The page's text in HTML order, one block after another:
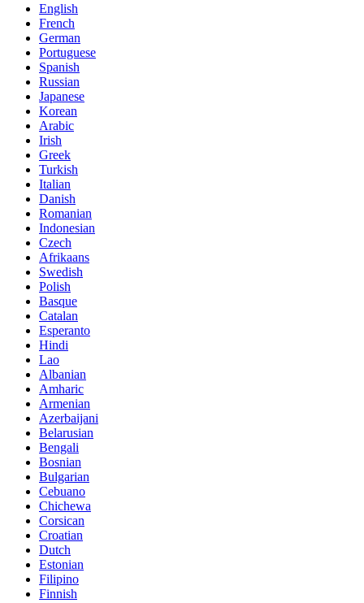
English
French
German
Portuguese
Spanish
Russian
Japanese
Korean
Arabic
Irish
Greek
Turkish
Italian
Danish
Romanian
Indonesian
Czech
Afrikaans
Swedish
Polish
Basque
Catalan
Esperanto
Hindi
Lao
Albanian
Amharic
Armenian
Azerbaijani
Belarusian
Bengali
Bosnian
Bulgarian
Cebuano
Chichewa
Corsican
Croatian
Dutch
Estonian
Filipino
Finnish